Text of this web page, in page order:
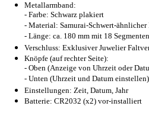
Metallarmband:
- Farbe: Schwarz plakiert
- Material: Samurai-Schwert-
- Länge: ca. 180 mm mit 18
Verschluss: Exklusiver Juwelier
Knöpfe (auf rechter Seite):
- Oben (Anzeige von Uhrzeit oder
- Unten (Uhrzeit und Datum einstellen)
Einstellungen: Zeit, Datum, Jahr
Batterie: CR2032 (x2) vor-installiert